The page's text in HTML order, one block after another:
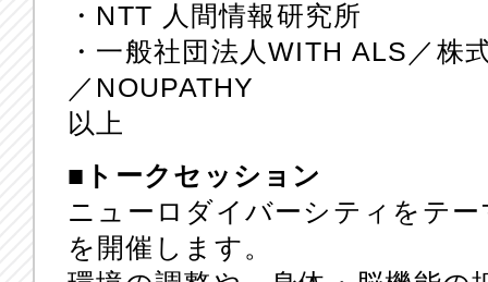
・NTT 人間情報研究所
・⼀般社団法⼈WITH ALS／株
／NOUPATHY
以上
■トークセッション
ニューロダイバーシティをテ
を開催します。